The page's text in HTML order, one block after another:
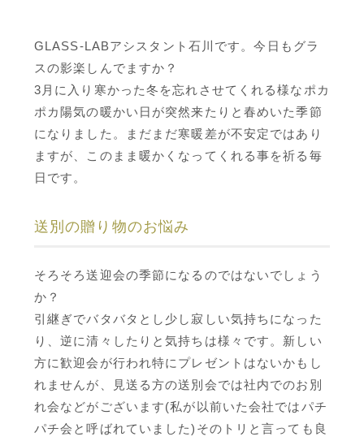
GLASS-LABアシスタント石川です。今日もグラ
スの影楽しんでますか？
3月に入り寒かった冬を忘れさせてくれる様なポカ
ポカ陽気の暖かい日が突然来たりと春めいた季節
になりました。まだまだ寒暖差が不安定ではあり
ますが、このまま暖かくなってくれる事を祈る毎
日です。
送別の贈り物のお悩み
そろそろ送迎会の季節になるのではないでしょう
か？
引継ぎでバタバタとし少し寂しい気持ちになった
り、逆に清々したりと気持ちは様々です。新しい
方に歓迎会が行われ特にプレゼントはないかもし
れませんが、見送る方の送別会では社内でのお別
れ会などがございます(私が以前いた会社ではパチ
パチ会と呼ばれていました)そのトリと言っても良